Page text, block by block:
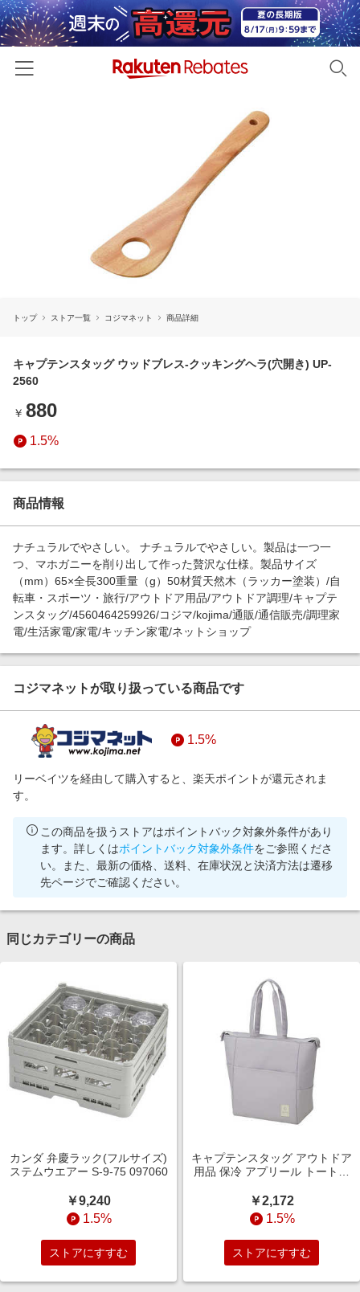
ファッション・インナー・小物
食品・スイーツ・お酒
日用品・キッチン用品
キッズ・ベビー用品
エンタメ
ペット・花・DIY・車
旅行・レジャー・ホテル予約
生活・お役立ち
金融・マネー・保険
デジタルコンテンツ
ビジネス・その他サービス
初回購入者限定特典
対象ストア新規限定特典
電子書籍特集
楽天サービス特集
旅行特集
わくわく夏特集
Apple公式サイト×楽天カード分割払い
Qoo10メガポ
週末の高還元 夏の長期版
トップ ストア一覧 コジマネット 商品詳細
キャプテンスタッグ ウッドブレス-クッキングヘラ(穴開き) UP-
2560
￥ 880
1.5%
商品情報
ナチュラルでやさしい。 ナチュラルでやさしい。製品は一つ一
つ、マホガニーを削り出して作った贅沢な仕様。製品サイズ
（mm）65×全長300重量（g）50材質天然木（ラッカー塗装）/自
転車・スポーツ・旅行/アウトドア用品/アウトドア調理/キャプテ
ンスタッグ/4560464259926/コジマ/kojima/通販/通信販売/調理家
電/生活家電/家電/キッチン家電/ネットショップ
コジマネットが取り扱っている商品です
1.5%
リーベイツを経由して購入すると、楽天ポイントが還元されま
す。
この商品を扱うストアはポイントバック対象外条件があり
ます。詳しくはポイントバック対象外条件をご参照くださ
い。また、最新の価格、送料、在庫状況と決済方法は遷移
先ページでご確認ください。
同じカテゴリーの商品
カンダ 弁慶ラック(フルサイズ)
ステムウエアー S-9-75 097060
￥9,240
1.5%
ストアにすすむ
キャプテンスタッグ アウトドア
用品 保冷 アプリール トートク
グレー UT-0511
￥2,172
1.5%
ストアにすすむ